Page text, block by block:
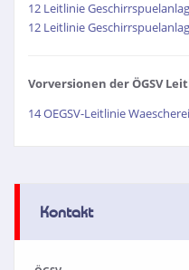
12 Leitlinie
12 Leitlinie
Vorversionen der ÖGSV
14 OEGSV-Leitlinie
Kontakt